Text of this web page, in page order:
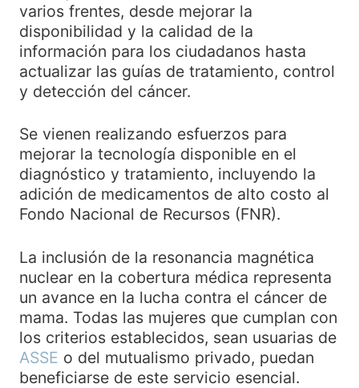
varios frentes, desde mejorar la
disponibilidad y la calidad de la
información para los ciudadanos hasta
actualizar las guías de tratamiento, control
y detección del cáncer.
Se vienen realizando esfuerzos para
mejorar la tecnología disponible en el
diagnóstico y tratamiento, incluyendo la
adición de medicamentos de alto costo al
Fondo Nacional de Recursos (FNR).
La inclusión de la resonancia magnética
nuclear en la cobertura médica representa
un avance en la lucha contra el cáncer de
mama. Todas las mujeres que cumplan con
los criterios establecidos, sean usuarias de
ASSE o del mutualismo privado, puedan
beneficiarse de este servicio esencial.